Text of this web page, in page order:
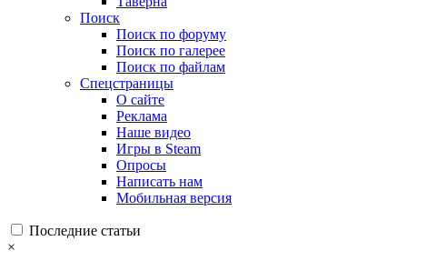
Поиск
Поиск по форуму
Поиск по галерее
Поиск по файлам
Спецстраницы
О сайте
Реклама
Наше видео
Игры в Steam
Опросы
Написать нам
Мобильная версия
Последние статьи
×